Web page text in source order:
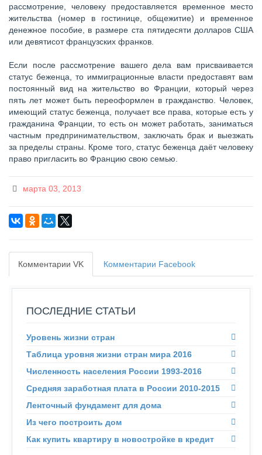
рассмотрение, человеку предоставляется временное место
жительства (номер в гостинице, общежитие) и временное
денежное пособие, в размере ста пятидесяти долларов США
или девятисот французских франков.
Если после рассмотрение вашего дела вам присваивается
статус беженца, то иммиграционные власти предоставят вам
постоянный вид на жительство во Франции, который через
пять лет может быть переоформлен в гражданство. Человек,
имеющий статус беженца, получает все права, которые есть у
гражданина Франции, то есть он может работать, заниматься
частным предпринимательством, заключать брак и выезжать
за пределы страны. Кроме того, статус беженца даёт человеку
право пригласить во Францию свою семью.
марта 03, 2013
Комментарии VK Комментарии Facebook
ПОСЛЕДНИЕ СТАТЬИ
Уровень жизни стран
Таблица уровня жизни стран мира 2016
Численность населения России 1993-2016
Средняя заработная плата в России 2010-2015
Ленточный фундамент для дома
Из чего построить дом
Как купить квартиру в новостройке в кредит